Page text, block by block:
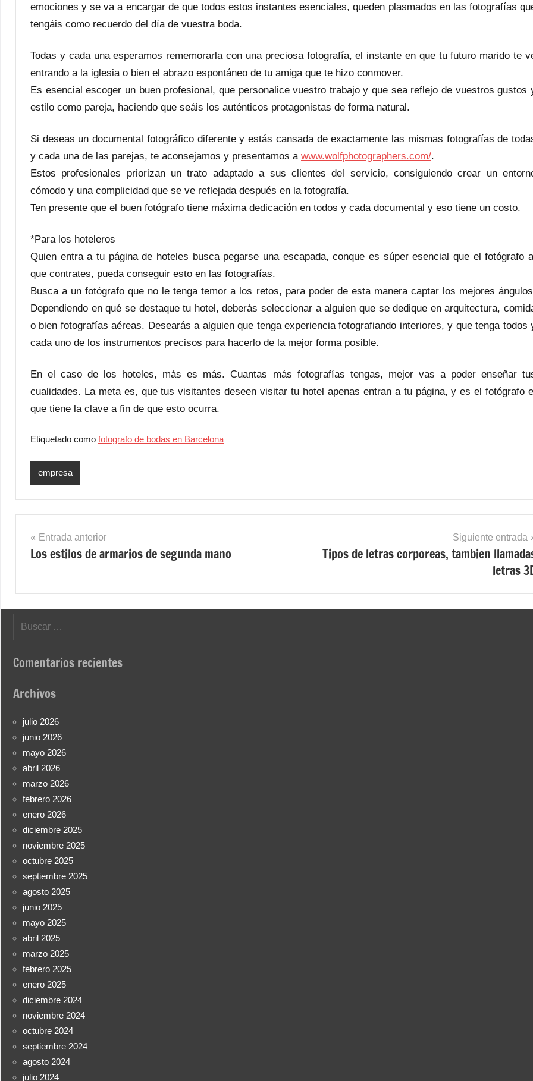
emociones y se va a encargar de que todos estos instantes esenciales, queden plasmados en las fotografías
tengáis como recuerdo del día de vuestra boda.
Todas y cada una esperamos rememorarla con una preciosa fotografía, el instante en que tu futuro marido te
entrando a la iglesia o bien el abrazo espontáneo de tu amiga que te hizo conmover.
Es esencial escoger un buen profesional, que personalice vuestro trabajo y que sea reflejo de vuestros gustos
estilo como pareja, haciendo que seáis los auténticos protagonistas de forma natural.
Si deseas un documental fotográfico diferente y estás cansada de exactamente las mismas fotografías de
y cada una de las parejas, te aconsejamos y presentamos a www.wolfphotographers.com/.
Estos profesionales priorizan un trato adaptado a sus clientes del servicio, consiguiendo crear un
cómodo y una complicidad que se ve reflejada después en la fotografía.
Ten presente que el buen fotógrafo tiene máxima dedicación en todos y cada documental y eso tiene un costo.
*Para los hoteleros
Quien entra a tu página de hoteles busca pegarse una escapada, conque es súper esencial que el fotógrafo
que contrates, pueda conseguir esto en las fotografías.
Busca a un fotógrafo que no le tenga temor a los retos, para poder de esta manera captar los mejores
Dependiendo en qué se destaque tu hotel, deberás seleccionar a alguien que se dedique en arquitectura,
o bien fotografías aéreas. Desearás a alguien que tenga experiencia fotografiando interiores, y que tenga todos
cada uno de los instrumentos precisos para hacerlo de la mejor forma posible.
En el caso de los hoteles, más es más. Cuantas más fotografías tengas, mejor vas a poder enseñar
cualidades. La meta es, que tus visitantes deseen visitar tu hotel apenas entran a tu página, y es el fotógrafo
que tiene la clave a fin de que esto ocurra.
Etiquetado como fotografo de bodas en Barcelona
empresa
Navegación
de
Entrada anterior
Los estilos de armarios de segunda mano
Siguiente entrada
Tipos de letras corporeas, tambien
letras
Buscar:
Comentarios recientes
Archivos
julio 2026
junio 2026
mayo 2026
abril 2026
marzo 2026
febrero 2026
enero 2026
diciembre 2025
noviembre 2025
octubre 2025
septiembre 2025
agosto 2025
junio 2025
mayo 2025
abril 2025
marzo 2025
febrero 2025
enero 2025
diciembre 2024
noviembre 2024
octubre 2024
septiembre 2024
agosto 2024
julio 2024